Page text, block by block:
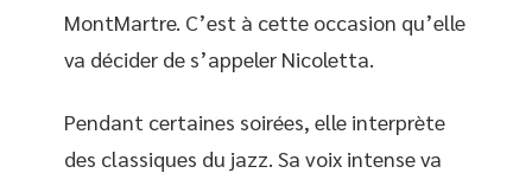
MontMartre. C’est à cette occasion qu’elle
va décider de s’appeler Nicoletta.
Pendant certaines soirées, elle interprète
des classiques du jazz. Sa voix intense va